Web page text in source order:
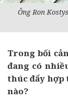
Ông Ron
Trong bối
đang có
thúc đẩy hợp
nào?